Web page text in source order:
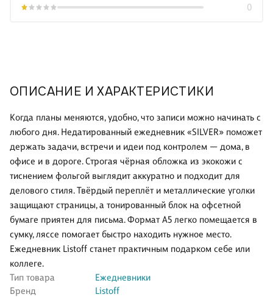
ОПИСАНИЕ И ХАРАКТЕРИСТИКИ
Когда планы меняются, удобно, что записи можно начинать с
любого дня. Недатированный ежедневник «SILVER» поможет
держать задачи, встречи и идеи под контролем — дома, в
офисе и в дороге. Строгая чёрная обложка из экокожи с
тиснением фольгой выглядит аккуратно и подходит для
делового стиля. Твёрдый переплёт и металлические уголки
защищают страницы, а тонированный блок на офсетной
бумаге приятен для письма. Формат А5 легко помещается в
сумку, ляссе помогает быстро находить нужное место.
Ежедневник Listoff станет практичным подарком себе или
коллеге.
Тип товара
Ежедневники
Бренд
Listoff
0